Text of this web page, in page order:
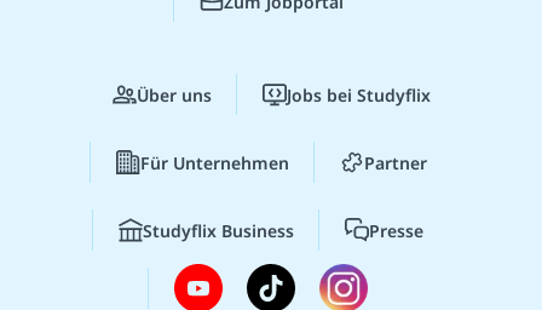
Über uns Jobs bei Studyflix
Für Unternehmen Partner
Studyflix Business Presse